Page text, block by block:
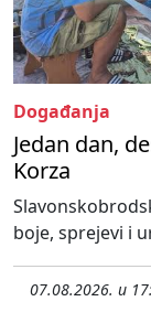
Događanja
Jedan dan,
Korza
boje, sprejevi i
07.08.2026. u